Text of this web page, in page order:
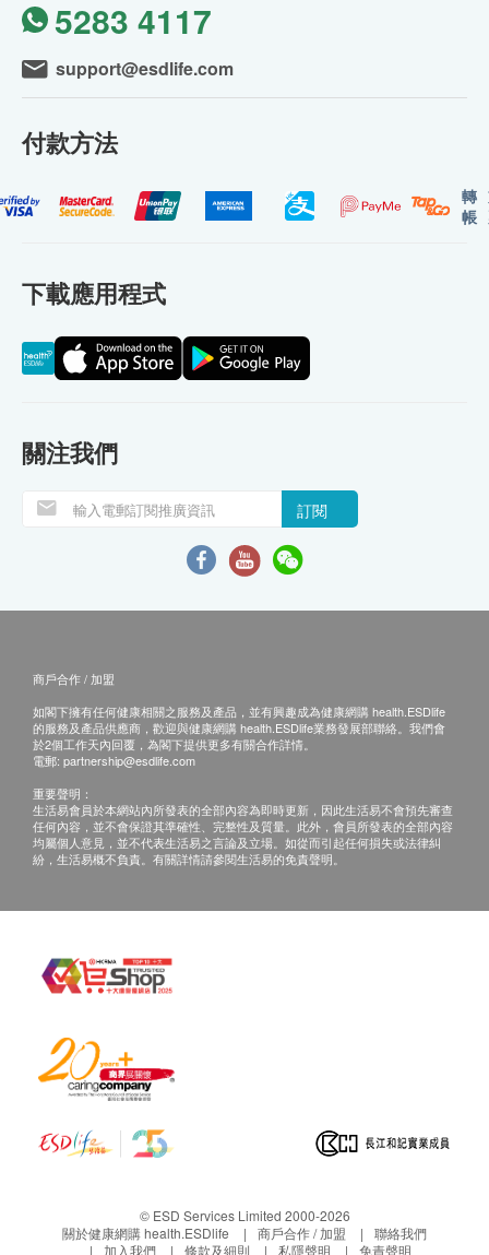
5283 4117
support@esdlife.com
付款方法
轉
帳
下載應用程式
關注我們
訂閱
商戶合作 / 加盟
如閣下擁有任何健康相關之服務及產品，並有興趣成為健康網購 health.ESDlife
的服務及產品供應商，歡迎與健康網購 health.ESDlife業務發展部聯絡。我們會
於2個工作天內回覆，為閣下提供更多有關合作詳情。
電郵: partnership@esdlife.com
重要聲明：
生活易會員於本網站內所發表的全部內容為即時更新，因此生活易不會預先審查
任何內容，並不會保證其準確性、完整性及質量。此外，會員所發表的全部內容
均屬個人意見，並不代表生活易之言論及立場。如從而引起任何損失或法律糾
紛，生活易概不負責。有關詳情請參閱生活易的免責聲明。
© ESD Services Limited 2000-2026
關於健康網購 health.ESDlife
商戶合作 / 加盟
聯絡我們
加入我們
條款及細則 私隱聲明 免責聲明